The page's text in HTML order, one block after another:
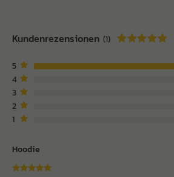
Kundenrezensionen (1)
5
4
3
2
1
Hoodie